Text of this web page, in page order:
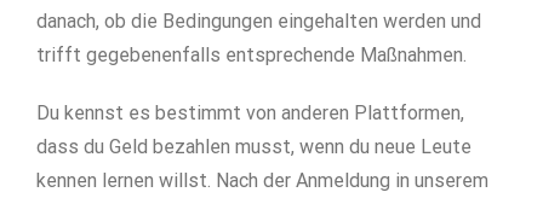
danach, ob die Bedingungen eingehalten werden und
trifft gegebenenfalls entsprechende Maßnahmen.
Du kennst es bestimmt von anderen Plattformen,
dass du Geld bezahlen musst, wenn du neue Leute
kennen lernen willst. Nach der Anmeldung in unserem